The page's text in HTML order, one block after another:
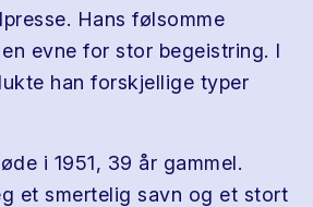
Hans følsomme
evne for stor begeistring. I
han forskjellige typer
i 1951, 39 år gammel.
et smertelig savn og et stort